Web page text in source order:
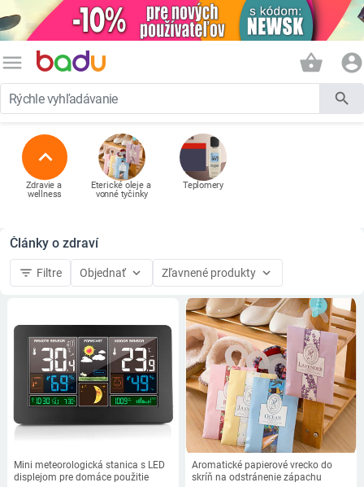
menu shopping_basket account_circle
search
expand_less
Zdravie a
wellness
Éterické oleje a
vonné tyčinky
Teplomery
Články o zdraví
filter_list Filtre Objednať keyboard_arrow_down Zľavnené produkty keyboard_arrow_down
Mini meteorologická stanica s LED
displejom pre domáce použitie
Aromatické papierové vrecko do
skríň na odstránenie zápachu